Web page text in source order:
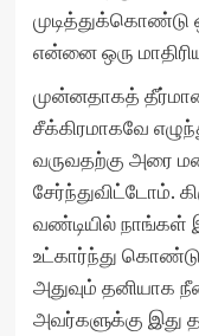
முடித்துக்கொண்டு
என்னை ஒரு
முன்னதாகத்
சீக்கிரமாகவே
வருவதற்கு அரை
சேர்ந்துவிட்டோம்.
வண்டியில் நாங்கள்
உட்கார்ந்து
அதுவும் தனியாக
அவர்களுக்கு இது